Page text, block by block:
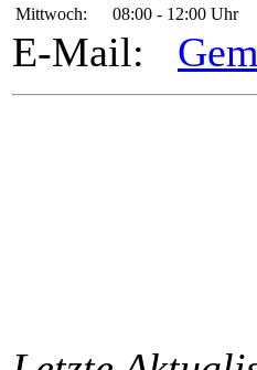
Mittwoch:
08:00 - 12:00 Uhr
E-Mail: